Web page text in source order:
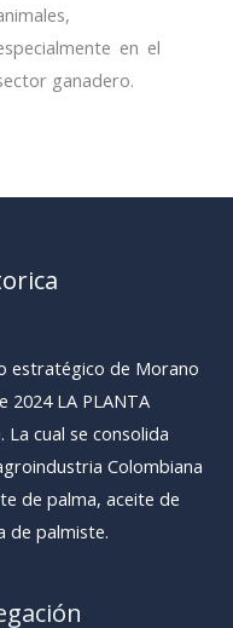
en el
ganadero.
estratégico de Morano
2024 LA PLANTA
La cual se consolida
Colombiana
de palma, aceite de
de palmiste.